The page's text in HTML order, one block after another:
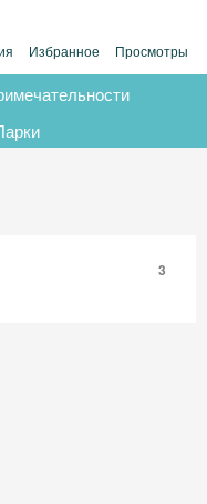
Избранное Просмотры
3